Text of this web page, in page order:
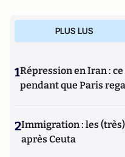
PLUS LUS
1Répression en Iran :
pendant que Paris
2Immigration : les
après Ceuta